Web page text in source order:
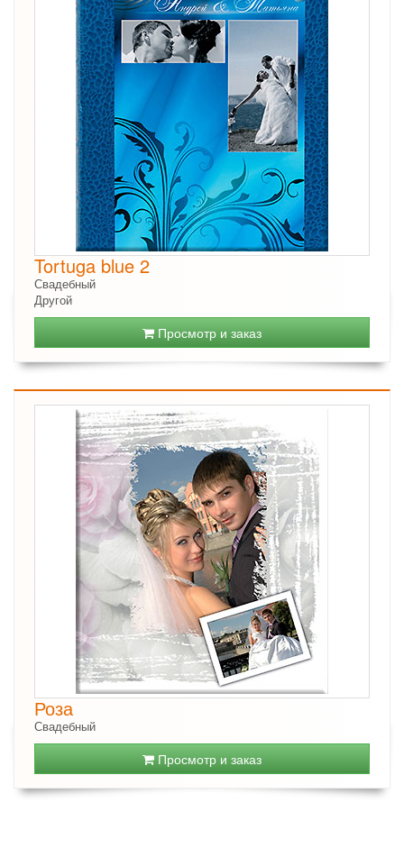
Tortuga blue 2
Свадебный
Другой
Просмотр и заказ
Роза
Свадебный
Просмотр и заказ